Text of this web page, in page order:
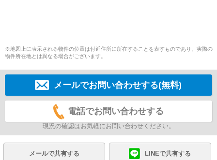
※地図上に表示される物件の位置は付近住所に所在することを表すものであり、実際の
物件所在地とは異なる場合がございます。
メールでお問い合わせする(無料)
電話でお問い合わせする
現況の確認はお気軽にお問い合わせください。
メールで共有する LINEで共有する